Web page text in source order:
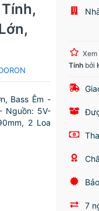
Bass Êm -
Nguồn: 5V-
2 Loa
Tính bởi
7